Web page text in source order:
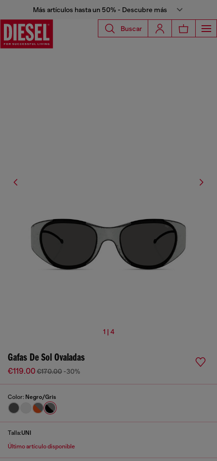
Más artículos hasta un 50% - Descubre más
Buscar
1 | 4
Gafas De Sol Ovaladas
€119.00€170.00 -30%
Color: Negro/Gris
Talla:UNI
Último artículo disponible